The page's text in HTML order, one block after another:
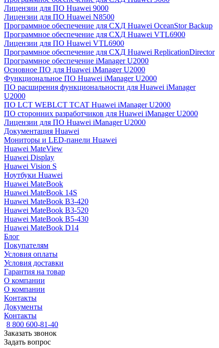
Лицензии для ПО Huawei 9000
Лицензии для ПО Huawei N8500
Программное обеспечение для СХД Huawei OceanStor Backup
Программное обеспечение для СХД Huawei VTL6900
Лицензии для ПО Huawei VTL6900
Программное обеспечение для СХД Huawei ReplicationDirector
Программное обеспечение iManager U2000
Основное ПО для Huawei iManager U2000
Функциональное ПО Huawei iManager U2000
ПО расширения функциональности для Huawei iManager
U2000
ПО LCT WEBLCT TCAT Huawei iManager U2000
ПО сторонних разработчиков для Huawei iManager U2000
Лицензии для ПО Huawei iManager U2000
Документация Huawei
Мониторы и LED-панели Huawei
Huawei MateView
Huawei Display
Huawei Vision S
Ноутбуки Huawei
Huawei MateBook
Huawei MateBook 14S
Huawei MateBook B3-420
Huawei MateBook B3-520
Huawei MateBook B5-430
Huawei MateBook D14
Блог
Покупателям
Условия оплаты
Условия доставки
Гарантия на товар
О компании
О компании
Контакты
Документы
Контакты
8 800 600-81-40
Заказать звонок
Задать вопрос